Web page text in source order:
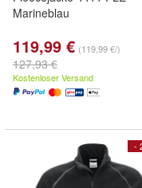
Marineblau
119,99 € (119,99 €/)
127,93 €
Kostenloser Versand
-